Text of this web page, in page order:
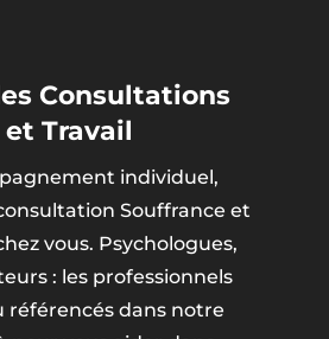
Consultations
Travail
individuel,
Souffrance et
vous. Psychologues,
: les professionnels
référencés dans notre